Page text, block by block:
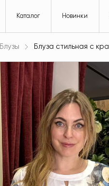
Каталог Новинки
Блузы Блуза стильная с